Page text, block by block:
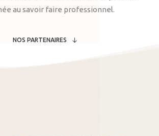
au savoir faire professionnel.
NOS PARTENAIRES